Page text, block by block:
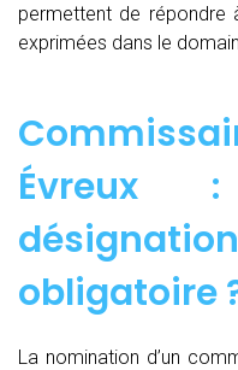
permettent de répondre
exprimées dans le
Évreux
obligatoire
La nomination d’un